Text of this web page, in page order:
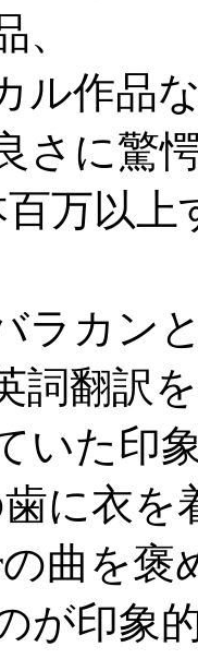
、
ル作品
さに驚
百万以
ラカン
詞翻訳
いた印
に衣を
の曲を
が印象